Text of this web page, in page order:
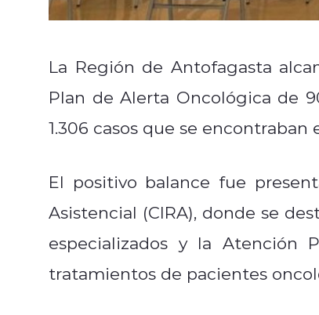
La Región de Antofagasta
Plan de Alerta Oncológica de
1.306 casos que se encontraban
El positivo balance fue
Asistencial (CIRA), donde se
especializados y la Atención
tratamientos de pacientes